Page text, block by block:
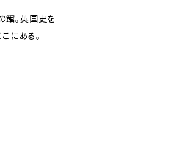
館。英国史を
にある。